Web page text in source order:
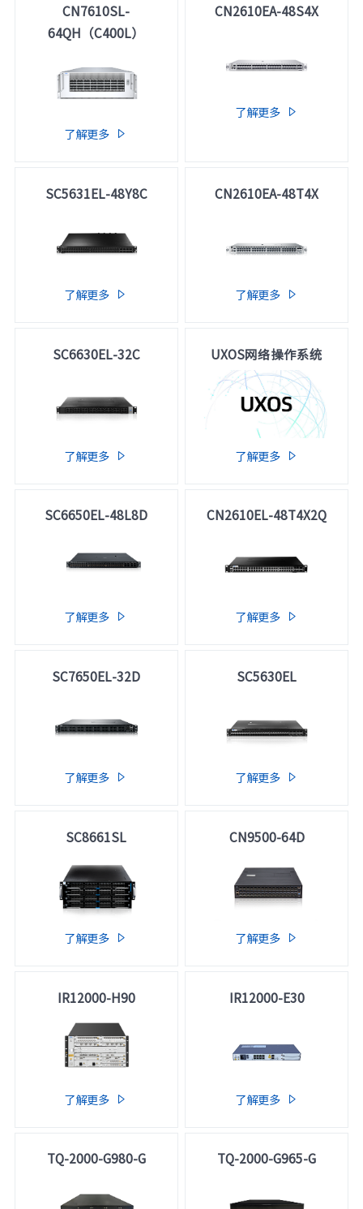
CN7610SL-
64QH（C400L）
了解更多 
CN2610EA-48S4X
了解更多 
SC5631EL-48Y8C
了解更多 
CN2610EA-48T4X
了解更多 
SC6630EL-32C
了解更多 
UXOS网络操作系统
了解更多 
SC6650EL-48L8D
了解更多 
CN2610EL-48T4X2Q
了解更多 
SC7650EL-32D
了解更多 
SC5630EL
了解更多 
SC8661SL
了解更多 
CN9500-64D
了解更多 
IR12000-H90
了解更多 
IR12000-E30
了解更多 
TQ-2000-G980-G TQ-2000-G965-G